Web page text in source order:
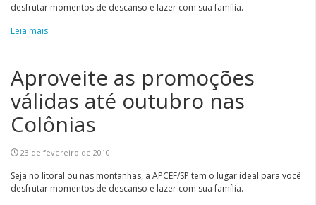
desfrutar momentos de descanso e lazer com sua família.
Leia mais
Aproveite as promoções
válidas até outubro nas
Colônias
23 de fevereiro de 2010
Seja no litoral ou nas montanhas, a APCEF/SP tem o lugar ideal para você
desfrutar momentos de descanso e lazer com sua família.